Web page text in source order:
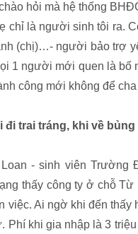
hỏi mà hệ thống
chỉ là người sinh tôi ra.
(chị)…- người bảo trợ
1 người mới quen là bố
công mới không để
đi trai tráng, khi về bủng
- sinh viên Trường
thấy công ty ở chỗ
việc. Ai ngờ khi đến
Phí khi gia nhập là 3